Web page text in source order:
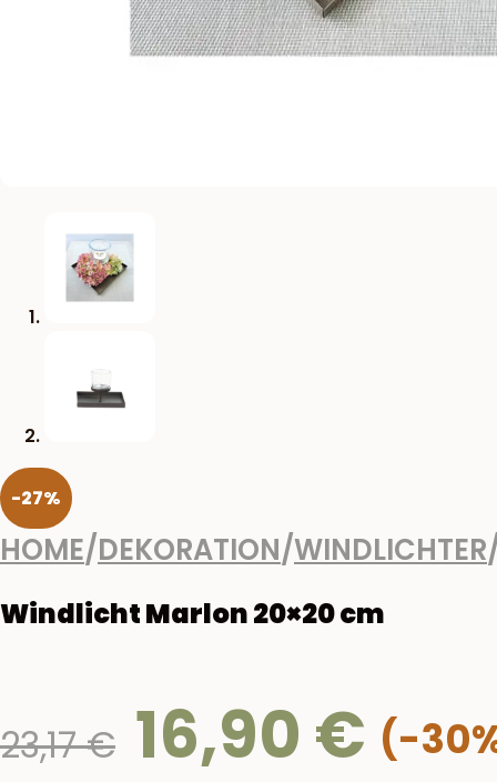
-27%
HOME/DEKORATION/WINDLICHTER
Windlicht Marlon 20×20 cm
23,17€ Ursprünglicher
Preis
16,90 €